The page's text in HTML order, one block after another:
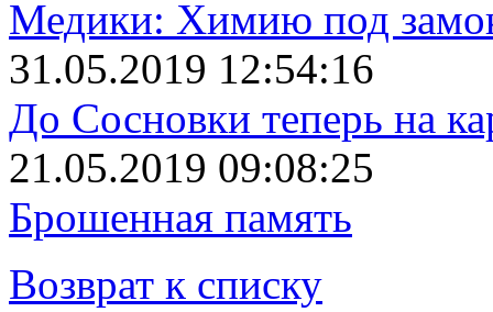
Медики: Химию под
31.05.2019 12:54:16
До Сосновки теперь на
21.05.2019 09:08:25
Брошенная память
Возврат к списку